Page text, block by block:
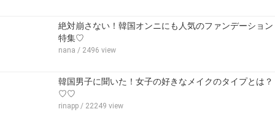
絶対崩さない！韓国オンニにも人気のファンデーション
特集♡
nana / 2496 view
韓国男子に聞いた！女子の好きなメイクのタイプとは？
♡♡
rinapp / 22249 view